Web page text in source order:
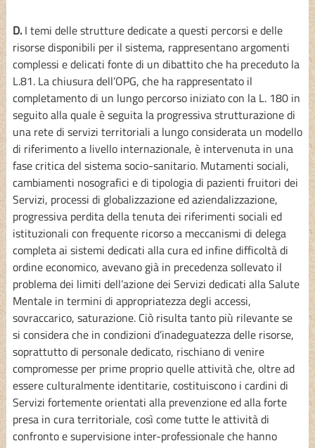
D.I temi delle strutture dedicate a questi percorsi e delle
risorse disponibili per il sistema, rappresentano argomenti
complessi e delicati fonte di un dibattito che ha preceduto la
L.81. La chiusura dell’OPG, che ha rappresentato il
completamento di un lungo percorso iniziato con la L. 180 in
seguito alla quale è seguita la progressiva strutturazione di
una rete di servizi territoriali a lungo considerata un modello
di riferimento a livello internazionale, è intervenuta in una
fase critica del sistema socio-sanitario. Mutamenti sociali,
cambiamenti nosografici e di tipologia di pazienti fruitori dei
Servizi, processi di globalizzazione ed aziendalizzazione,
progressiva perdita della tenuta dei riferimenti sociali ed
istituzionali con frequente ricorso a meccanismi di delega
completa ai sistemi dedicati alla cura ed infine difficoltà di
ordine economico, avevano già in precedenza sollevato il
problema dei limiti dell’azione dei Servizi dedicati alla Salute
Mentale in termini di appropriatezza degli accessi,
sovraccarico, saturazione. Ciò risulta tanto più rilevante se
si considera che in condizioni d’inadeguatezza delle risorse,
soprattutto di personale dedicato, rischiano di venire
compromesse per prime proprio quelle attività che, oltre ad
essere culturalmente identitarie, costituiscono i cardini di
Servizi fortemente orientati alla prevenzione ed alla forte
presa in cura territoriale, così come tutte le attività di
confronto e supervisione inter-professionale che hanno